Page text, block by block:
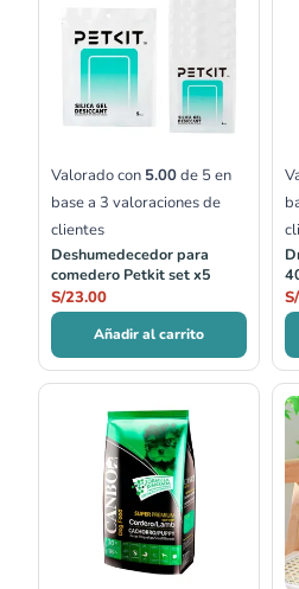
Valorado con 5.00de 5 en
base a 3 valoraciones de
clientes
Deshumedecedor para
comedero Petkit set x5
S/23.00
Añadir al carrito
S/
de
precios:
desde
S/21.50
hasta
S/114.00